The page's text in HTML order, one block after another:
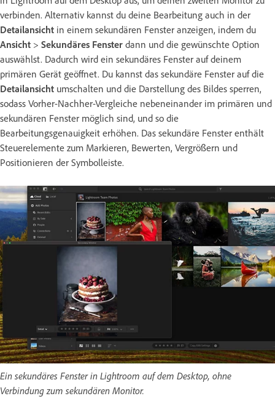
verbinden. Alternativ kannst du deine Bearbeitung auch in der
Detailansicht in einem sekundären Fenster anzeigen, indem du
Ansicht > Sekundäres Fenster dann und die gewünschte Option
auswählst. Dadurch wird ein sekundäres Fenster auf deinem
primären Gerät geöffnet. Du kannst das sekundäre Fenster auf die
Detailansicht umschalten und die Darstellung des Bildes sperren,
sodass Vorher-Nachher-Vergleiche nebeneinander im primären und
sekundären Fenster möglich sind, und so die
Bearbeitungsgenauigkeit erhöhen. Das sekundäre Fenster enthält
Steuerelemente zum Markieren, Bewerten, Vergrößern und
Positionieren der Symbolleiste.
Ein sekundäres Fenster in Lightroom auf dem Desktop, ohne
Verbindung zum sekundären Monitor.